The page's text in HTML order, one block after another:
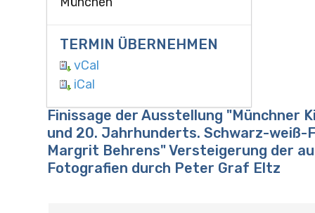
TERMIN ÜBERNEHMEN
vCal
iCal
Finissage der Ausstellung "Münchner
und 20. Jahrhunderts. Schwarz-weiß-
Margrit Behrens" Versteigerung der
Fotografien durch Peter Graf Eltz